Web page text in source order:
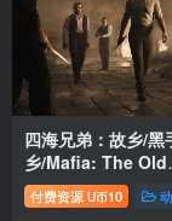
四海兄弟：故乡/黑
乡/Mafia: The Old
Country（更新
Build.20951841版
付费资源 U币10